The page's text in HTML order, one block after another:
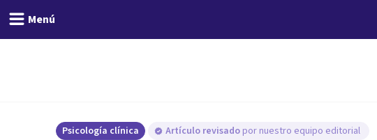
Menú
Psicología clínica Artículo revisado por nuestro equipo editorial